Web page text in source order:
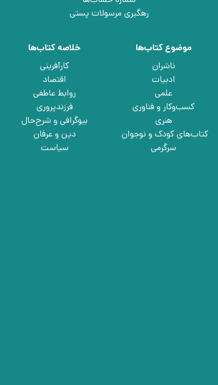
رهگیری مرسولات پستی
موضوع کتاب‌ها
ناشران
ادبیات
علمی
کسب‌وکار و فناوری
هنری
کتاب‌های کودک و نوجوان
سرگرمی
خلاصه کتاب‌ها
کارآفرینی
اقتصاد
روابط عاطفی
فرزندپروری
بیوگرافی و شرح‌حال
دین و عرفان
سیاست